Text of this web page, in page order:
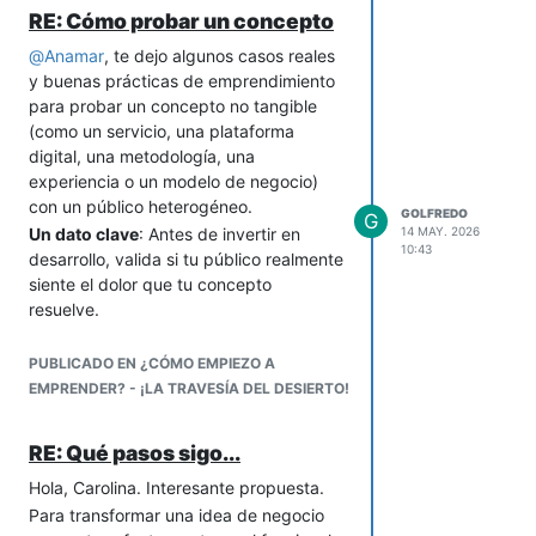
casa").
6-. Recursos clave
Proveedores confiables de frutas
de alta calidad.
Local físico con refrigeración
adecuada y espacio para
degustaciones.
Plataformae-commerce
y fácil de usar.
Personal capacitado en nutrición
básica y atención al cliente.
7-. Actividades clave
(frescas y para deshidratar).
Control de inventario (evitar
para pedidos en línea).
Marketing digital (redes sociales,
email marketing con promociones u
¿Qué resultados pueden generarse?
Picos inmediatos de facturación
Crecimiento acelerado de canales
propios
Retorno de inversión (ROI) medible
RE: Cómo probar un concepto
@Anamar, te dejo algunos casos reales
y buenas prácticas de emprendimiento
para probar un concepto no tangible
(como un servicio, una plataforma
digital, una metodología, una
experiencia o un modelo de negocio)
con un público heterogéneo.
Un dato clave: Antes de invertir en
desarrollo, valida si tu público realmente
siente el dolor que tu concepto
resuelve.
Enfócate en comportamientos, no
en opiniones. Ejemplo: "Cuéntame
solución como Y?"
Encuestas con "prueba de
disposición a pagar": Usa
PUBLICADO EN ¿CÓMO EMPIEZO A
EMPRENDER? - ¡LA TRAVESÍA DEL DESIERTO!
G
GOLFREDO
14 MAY. 2026
10:43
RE: Qué pasos sigo...
Hola, Carolina. Interesante propuesta.
Para transformar una idea de negocio